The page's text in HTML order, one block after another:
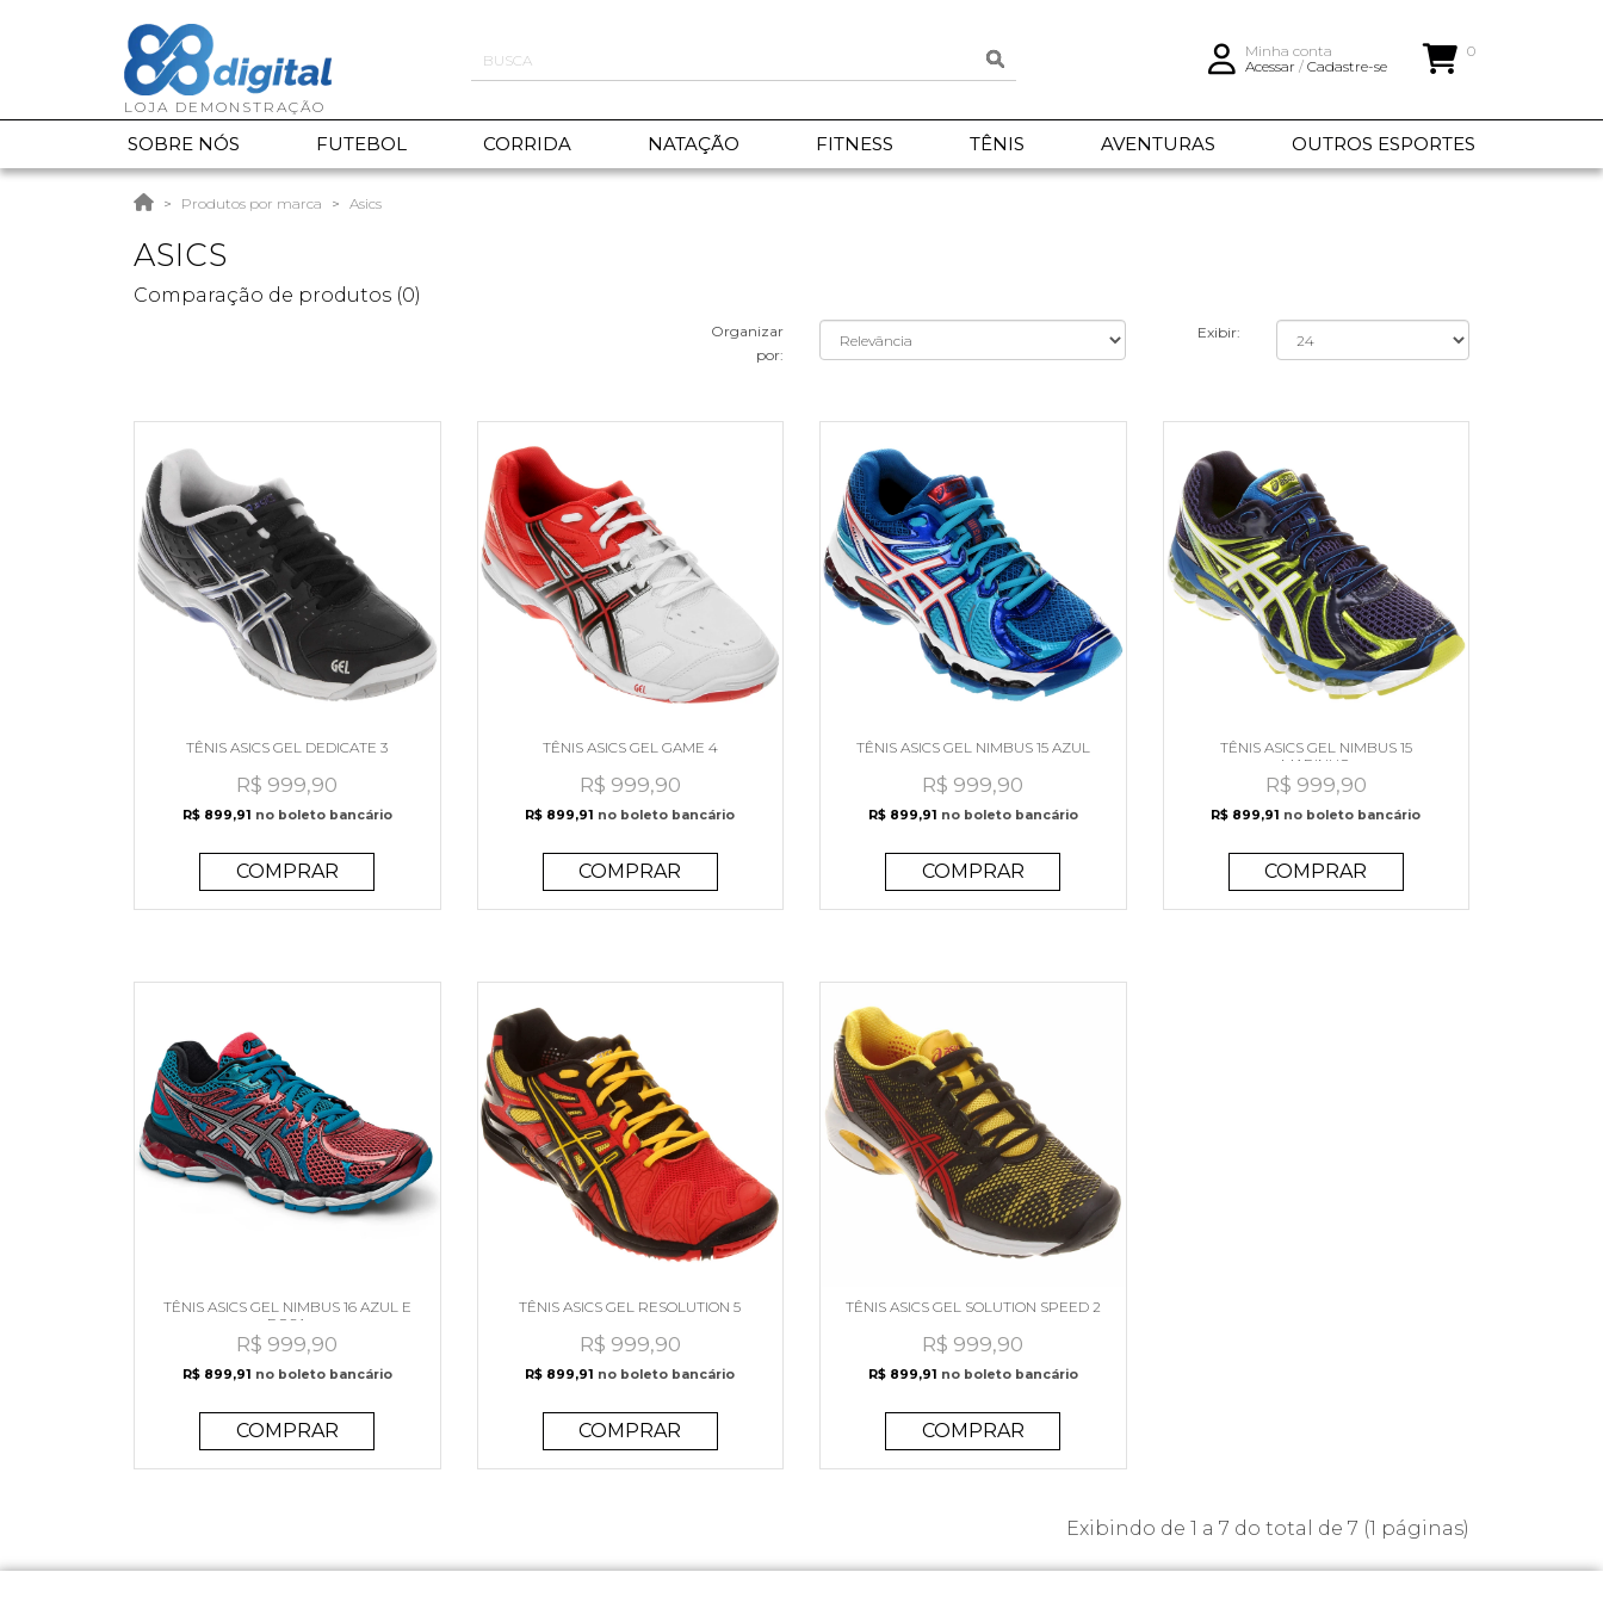
Minha conta
Acessar / Cadastre-se
0
SOBRE NÓS FUTEBOL CORRIDA NATAÇÃO FITNESS TÊNIS AVENTURAS OUTROS ESPORTES
Produtos por marca Asics
ASICS
Comparação de produtos (0)
Organizar
por:
Exibir:
TÊNIS ASICS GEL DEDICATE 3
R$ 999,90
R$ 899,91 no boleto bancário
COMPRAR
TÊNIS ASICS GEL GAME 4
R$ 999,90
R$ 899,91 no boleto bancário
COMPRAR
TÊNIS ASICS GEL NIMBUS 15 AZUL
R$ 999,90
R$ 899,91 no boleto bancário
COMPRAR
TÊNIS ASICS GEL NIMBUS 15
MARINHO
R$ 999,90
R$ 899,91 no boleto bancário
COMPRAR
TÊNIS ASICS GEL NIMBUS 16 AZUL E
ROSA
R$ 999,90
R$ 899,91 no boleto bancário
COMPRAR
TÊNIS ASICS GEL RESOLUTION 5
R$ 999,90
R$ 899,91 no boleto bancário
COMPRAR
TÊNIS ASICS GEL SOLUTION SPEED 2
R$ 999,90
R$ 899,91 no boleto bancário
COMPRAR
Exibindo de 1 a 7 do total de 7 (1 páginas)